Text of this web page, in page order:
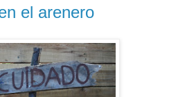
el arenero